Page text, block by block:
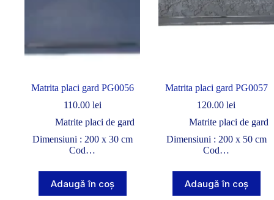
Matrita placi gard PG0056
110.00 lei
Matrite placi de gard
Dimensiuni : 200 x 30 cm
Cod…
Adaugă în coș
Matrita placi gard PG0057
120.00 lei
Matrite placi de gard
Dimensiuni : 200 x 50 cm
Cod…
Adaugă în coș